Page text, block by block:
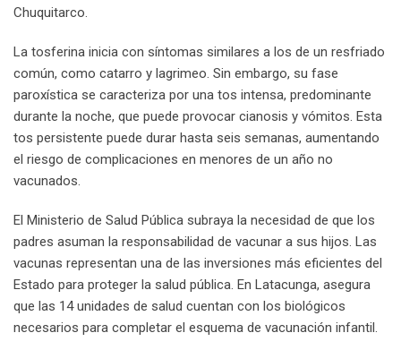
Chuquitarco.
La tosferina inicia con síntomas similares a los de un resfriado
común, como catarro y lagrimeo. Sin embargo, su fase
paroxística se caracteriza por una tos intensa, predominante
durante la noche, que puede provocar cianosis y vómitos. Esta
tos persistente puede durar hasta seis semanas, aumentando
el riesgo de complicaciones en menores de un año no
vacunados.
El Ministerio de Salud Pública subraya la necesidad de que los
padres asuman la responsabilidad de vacunar a sus hijos. Las
vacunas representan una de las inversiones más eficientes del
Estado para proteger la salud pública. En Latacunga, asegura
que las 14 unidades de salud cuentan con los biológicos
necesarios para completar el esquema de vacunación infantil.